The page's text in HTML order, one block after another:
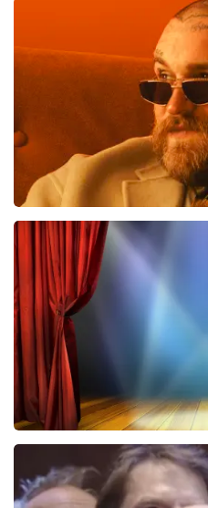
laatste 30 minuten
BESTEL NU
Teddy Swims
425 laatste 30 minuten
BESTEL NU
40 45 De Musical
221laatste 30 minuten